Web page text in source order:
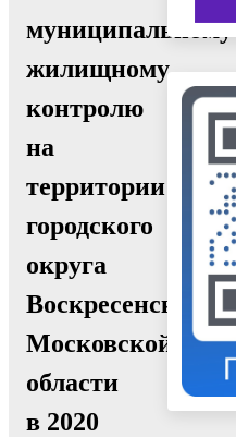
муниципальному
жилищному
контролю
на
территории
городского
округа
Воскресенск
Московской
области
в 2020